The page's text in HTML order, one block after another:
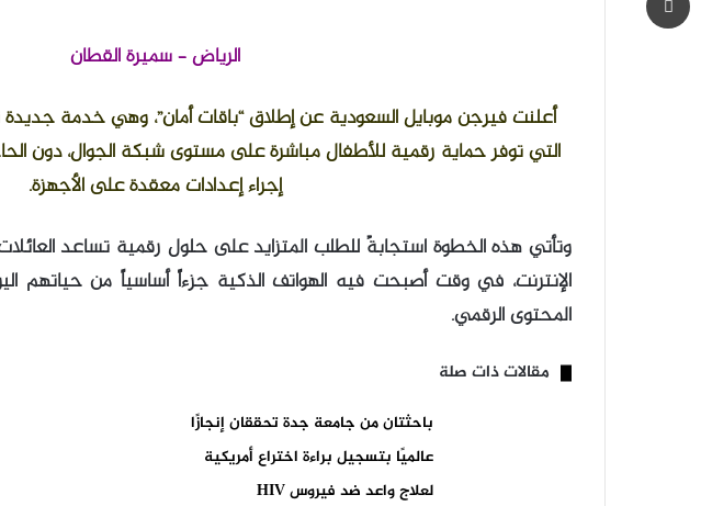
الرياض – سميرة القطان
أعلنت فيرجن موبايل السعودية عن إطلاق “باقات أمان”، وهي خدمة
التي توفر حماية رقمية للأطفال مباشرة على مستوى شبكة الجوال، دون
إجراء إعدادات معقدة على الأجهزة.
وتأتي هذه الخطوة استجابةً للطلب المتزايد على حلول رقمية تساعد
الإنترنت، في وقت أصبحت فيه الهواتف الذكية جزءاً أساسياً من حياتهم
المحتوى الرقمي.
مقالات ذات صلة
باحثتان من جامعة جدة تحققان إنجازًا
عالميًا بتسجيل براءة اختراع أمريكية
لعلاج واعد ضد فيروس HIV